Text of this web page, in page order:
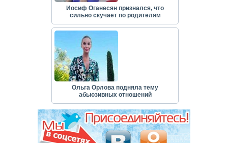
Иосиф Оганесян признался, что
сильно скучает по родителям
Ольга Орлова подняла тему
абьюзивных отношений